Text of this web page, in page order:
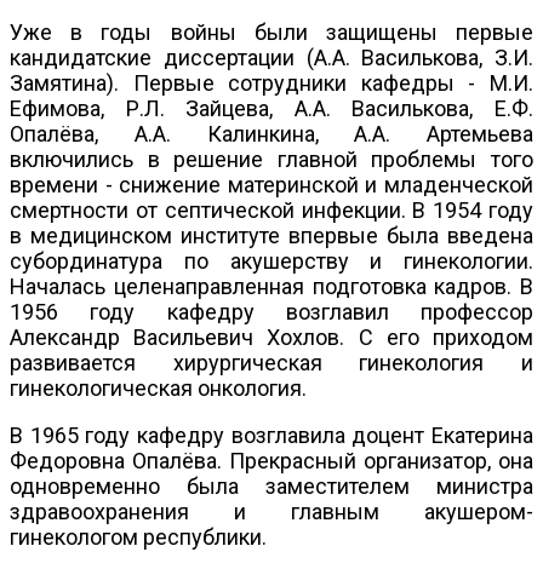
Уже в годы войны были защищены первые
кандидатские диссертации (А.А. Василькова, З.И.
Замятина). Первые сотрудники кафедры - М.И.
Ефимова, Р.Л. Зайцева, А.А. Василькова, Е.Ф.
Опалёва, А.А. Калинкина, А.А. Артемьева
включились в решение главной проблемы того
времени - снижение материнской и младенческой
смертности от септической инфекции. В 1954 году
в медицинском институте впервые была введена
субординатура по акушерству и гинекологии.
Началась целенаправленная подготовка кадров. В
1956 году кафедру возглавил профессор
Александр Васильевич Хохлов. С его приходом
развивается хирургическая гинекология и
гинекологическая онкология.
В 1965 году кафедру возглавила доцент Екатерина
Федоровна Опалёва. Прекрасный организатор, она
одновременно была заместителем министра
здравоохранения и главным акушером-
гинекологом республики.